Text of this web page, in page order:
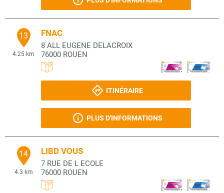
13
4.25 km
FNAC
8 ALL EUGENE DELACROIX
76000 ROUEN
ITINÉRAIRE
PLUS D'INFORMATIONS
14
4.3 km
LIBD VOUS
7 RUE DE L ECOLE
76000 ROUEN